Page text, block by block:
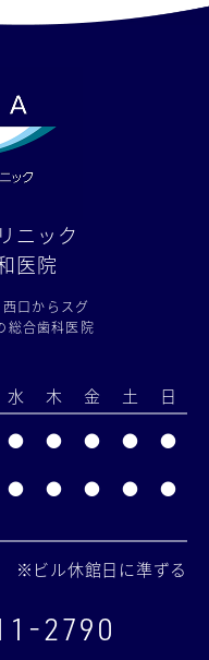
ニック
医院
口からスグ
総合歯科医院
水 木 金 土
日
● ● ● ● ●
● ● ● ● ●
※ビル休館日に準ずる
2790